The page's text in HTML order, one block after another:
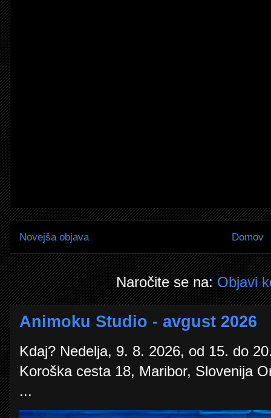
Novejša objava Domov
Naročite se na:Objavi
Animoku Studio - avgust 2026
Kdaj? Nedelja, 9. 8. 2026, od 15. do
Koroška cesta 18, Maribor, Slovenija
...